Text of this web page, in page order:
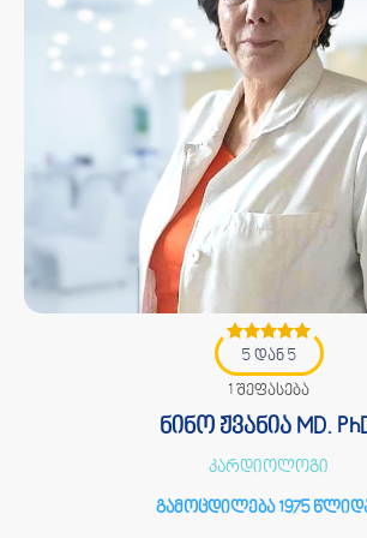
5 დან 5
1 შეფასება
ნინო ჟვანია MD.
კარდიოლოგი
გამოცდილება 1975